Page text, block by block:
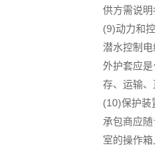
供方需说
(9)动力和
潜水控制
外护套应
存、运输
(10)保护装
承包商应
室的操作